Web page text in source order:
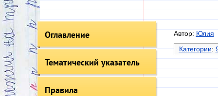
Оглавление
Тематический указатель
Правила
Автор: Юлия
Категории: